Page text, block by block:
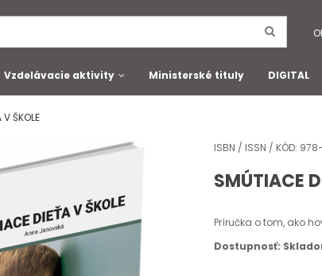
Vzdelávacie aktivity Ministerské tituly DIGITAL
ŠKOLE
ISBN / ISSN / KÓD:
SMÚTIACE
Príručka o tom, ako
Dostupnosť: